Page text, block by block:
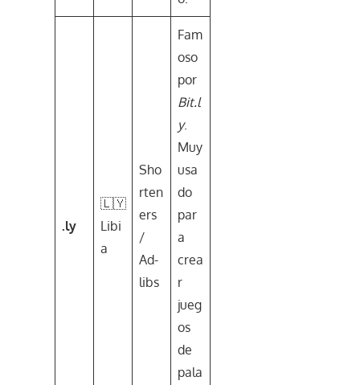
.ly
🇱🇾
Libi
a
Sho
rten
ers
/
Ad-
libs
Fam
oso
por
Bit.l
y.
Muy
usa
do
par
a
crea
r
jueg
os
de
pala